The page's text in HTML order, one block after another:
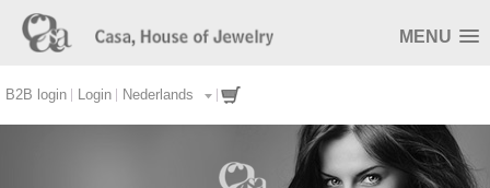
MENU
B2B login Login Nederlands